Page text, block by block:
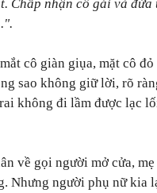
Chấp nhận cô gái và đứa
cô giàn giụa, mặt cô
sao không giữ lời, rõ
không đi lầm được lạc
về gọi người mở cửa,
Nhưng người phụ nữ kia